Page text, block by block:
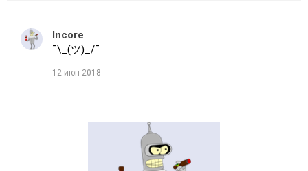
Incore
¯\_(ツ)_/¯
12 июн 2018